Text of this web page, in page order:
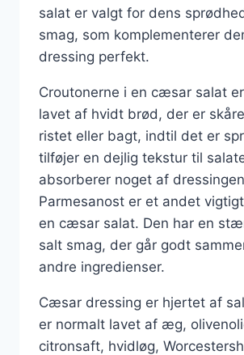
salat er valgt for dens
smag, som komplementerer
dressing perfekt.
Croutonerne i en cæsar salat
lavet af hvidt brød, der er
ristet eller bagt, indtil det er
tilføjer en dejlig tekstur til
absorberer noget af
Parmesanost er et andet
en cæsar salat. Den har en
salt smag, der går godt
andre ingredienser.
Cæsar dressing er hjertet af
er normalt lavet af æg,
citronsaft, hvidløg,